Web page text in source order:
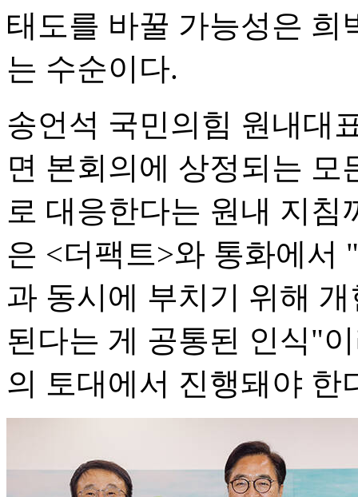
태도를 바꿀 가능성은 희
는 수순이다.
송언석 국민의힘 원내대
면 본회의에 상정되는
로 대응한다는 원내 지침
은 <더팩트>와 통화에서
과 동시에 부치기 위해
된다는 게 공통된 인식"
의 토대에서 진행돼야 한